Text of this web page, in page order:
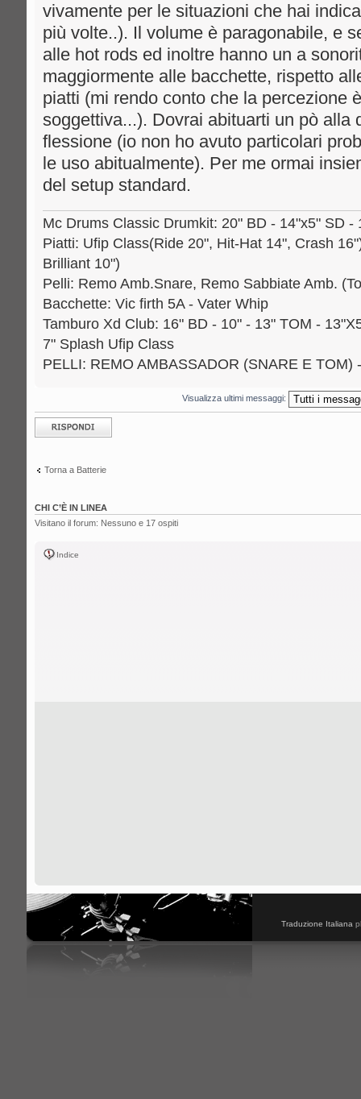
vivamente per le situazioni che hai
più volte..). Il volume è paragonabile, e
alle hot rods ed inoltre hanno un a
maggiormente alle bacchette, rispetto
piatti (mi rendo conto che la percezione
soggettiva...). Dovrai abituarti un pò alla
flessione (io non ho avuto particolari
le uso abitualmente). Per me ormai
del setup standard.
Mc Drums Classic Drumkit: 20" BD - 14"x5" SD -
Piatti: Ufip Class(Ride 20", Hit-Hat 14", Crash
Brilliant 10")
Pelli: Remo Amb.Snare, Remo Sabbiate Amb.
Bacchette: Vic firth 5A - Vater Whip
Tamburo Xd Club: 16" BD - 10" - 13" TOM -
7" Splash Ufip Class
PELLI: REMO AMBASSADOR (SNARE E TOM)
Visualizza ultimi messaggi:
Rispondi al
messaggio
Torna a Batterie
CHI C’È IN LINEA
Visitano il forum: Nessuno e 17 ospiti
Indice
Traduzione Italiana